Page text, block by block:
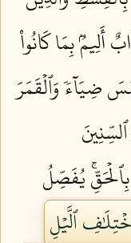
بِمَا كَانُواْ
ضِيَآءٗ وَٱلۡقَمَرَ
يُفَصِّلُ
ٱلَّيۡلِ